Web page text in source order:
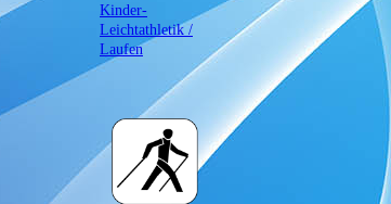
Kinder-
Leichtathletik /
Laufen